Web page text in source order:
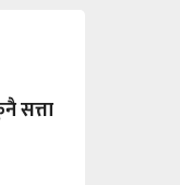
सत्ता